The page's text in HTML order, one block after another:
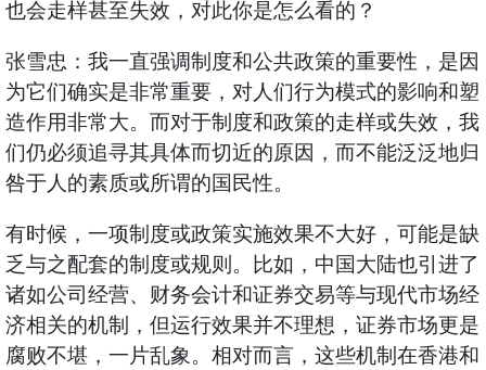
也会走样甚至失效，对此你是怎么看的？
张雪忠：我一直强调制度和公共政策的重要性，是因
为它们确实是非常重要，对人们行为模式的影响和塑
造作用非常大。而对于制度和政策的走样或失效，我
们仍必须追寻其具体而切近的原因，而不能泛泛地归
咎于人的素质或所谓的国民性。
有时候，一项制度或政策实施效果不大好，可能是缺
乏与之配套的制度或规则。比如，中国大陆也引进了
诸如公司经营、财务会计和证券交易等与现代市场经
济相关的机制，但运行效果并不理想，证券市场更是
腐败不堪，一片乱象。相对而言，这些机制在香港和